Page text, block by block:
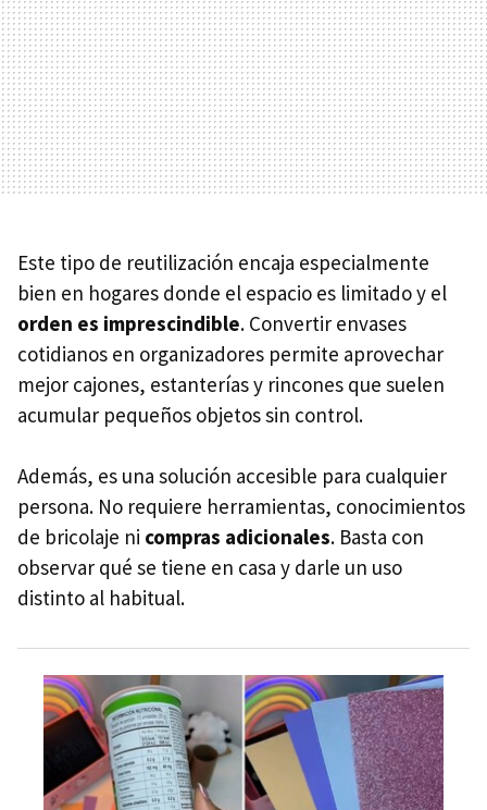
Este tipo de reutilización encaja especialmente
bien en hogares donde el espacio es limitado y el
orden es imprescindible. Convertir envases
cotidianos en organizadores permite aprovechar
mejor cajones, estanterías y rincones que suelen
acumular pequeños objetos sin control.
Además, es una solución accesible para cualquier
persona. No requiere herramientas, conocimientos
de bricolaje ni compras adicionales. Basta con
observar qué se tiene en casa y darle un uso
distinto al habitual.